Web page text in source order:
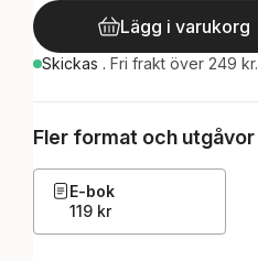
Lägg i varukorg
Skickas . Fri frakt över 249 kr.
Fler format och utgåvor
E-bok
119 kr